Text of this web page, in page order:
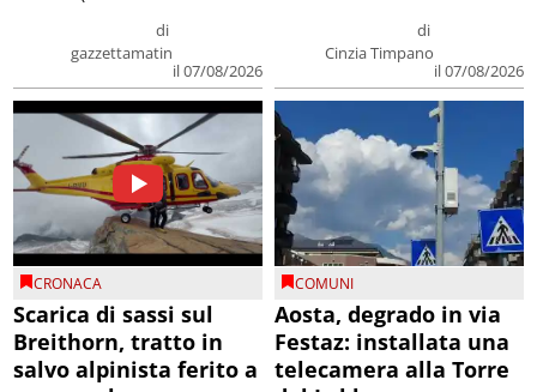
di
gazzettamatin
il 07/08/2026
di
Cinzia Timpano
il 07/08/2026
CRONACA
Scarica di sassi sul
Breithorn, tratto in
salvo alpinista ferito a
COMUNI
Aosta, degrado in via
Festaz: installata una
telecamera alla Torre